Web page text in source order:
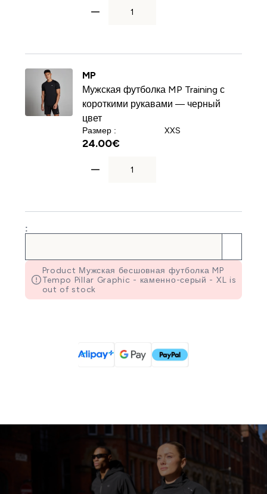
MP
Мужская футболка MP Training с
короткими рукавами — черный
цвет
Размер : XXS
24.00€‎
:
Product Мужская бесшовная футболка MP
Tempo Pillar Graphic - каменно-серый - XL is
out of stock